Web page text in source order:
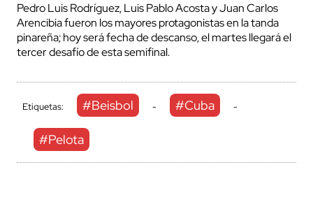
Pedro Luis Rodríguez, Luis Pablo Acosta y Juan Carlos
Arencibia fueron los mayores protagonistas en la tanda
pinareña; hoy será fecha de descanso, el martes llegará el
tercer desafío de esta semifinal.
Etiquetas: #Beisbol - #Cuba -
#Pelota